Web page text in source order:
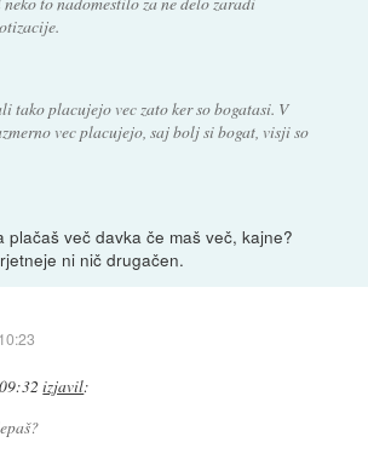
tako placujejo vec zato ker so bogatasi. V
vec placujejo, saj bolj si bogat, visji so
plačaš več davka če maš več, kajne?
ni nič drugačen.
izjavil: